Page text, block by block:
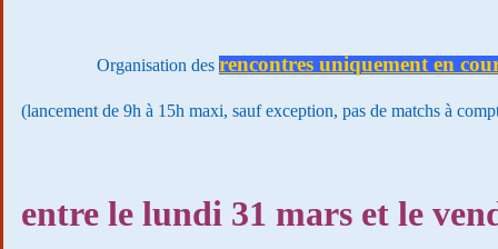
Organisation des rencontres uniquement en
(lancement de 9h à 15h maxi, sauf exception, pas de matchs à
entre le lundi 31 mars et le